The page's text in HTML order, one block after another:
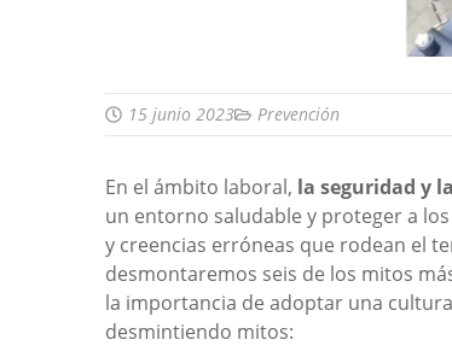
15 junio 2023 Prevención
En el ámbito laboral, la seguridad y
un entorno saludable y proteger a
y creencias erróneas que rodean el
desmontaremos seis de los mitos
la importancia de adoptar una
desmintiendo mitos: